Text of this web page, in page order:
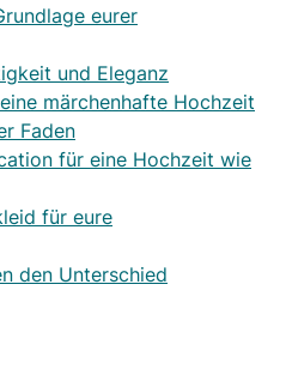
eurer
und Eleganz
märchenhafte Hochzeit
Faden
für eine Hochzeit wie
für eure
den Unterschied